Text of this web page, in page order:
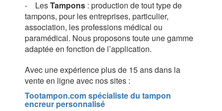
- LesTampons : production de tout type de
tampons, pour les entreprises, particulier,
association, les professions médical ou
paramédical. Nous proposons toute une gamme
adaptée en fonction de l’application.
Avec une expérience plus de 15 ans dans la
vente en ligne avec nos sites :
Tootampon.com spécialiste du tampon
encreur personnalisé